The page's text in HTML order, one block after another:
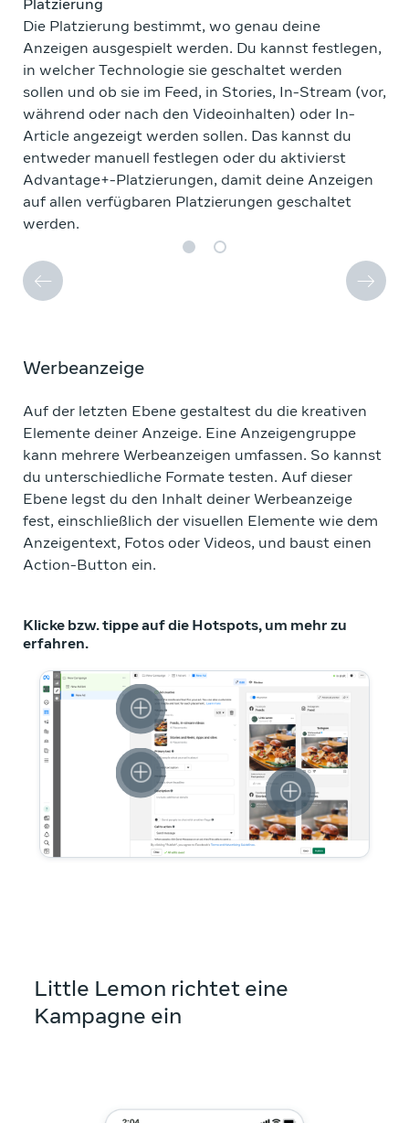
Platzierung
Die Platzierung bestimmt, wo genau deine
Anzeigen ausgespielt werden. Du kannst festlegen,
in welcher Technologie sie geschaltet werden
sollen und ob sie im Feed, in Stories, In-Stream (vor,
während oder nach den Videoinhalten) oder In-
Article angezeigt werden sollen. Das kannst du
entweder manuell festlegen oder du aktivierst
Advantage+-Platzierungen, damit deine Anzeigen
auf allen verfügbaren Platzierungen geschaltet
werden.
Werbeanzeige
Auf der letzten Ebene gestaltest du die kreativen
Elemente deiner Anzeige. Eine Anzeigengruppe
kann mehrere Werbeanzeigen umfassen. So kannst
du unterschiedliche Formate testen. Auf dieser
Ebene legst du den Inhalt deiner Werbeanzeige
fest, einschließlich der visuellen Elemente wie dem
Anzeigentext, Fotos oder Videos, und baust einen
Action-Button ein.
Klicke bzw. tippe auf die Hotspots, um mehr zu
erfahren.
Little Lemon richtet eine
Kampagne ein